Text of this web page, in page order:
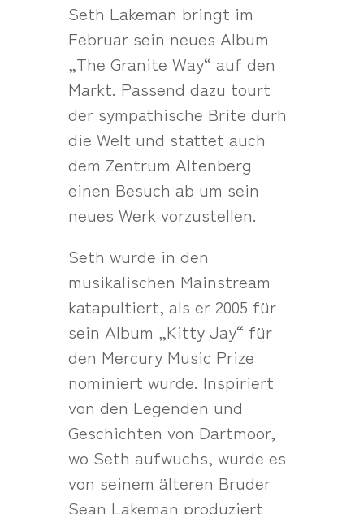
Seth Lakeman bringt im
Februar sein neues Album
„The Granite Way“ auf den
Markt. Passend dazu tourt
der sympathische Brite durh
die Welt und stattet auch
dem Zentrum Altenberg
einen Besuch ab um sein
neues Werk vorzustellen.
Seth wurde in den
musikalischen Mainstream
katapultiert, als er 2005 für
sein Album „Kitty Jay“ für
den Mercury Music Prize
nominiert wurde. Inspiriert
von den Legenden und
Geschichten von Dartmoor,
wo Seth aufwuchs, wurde es
von seinem älteren Bruder
Sean Lakeman produziert